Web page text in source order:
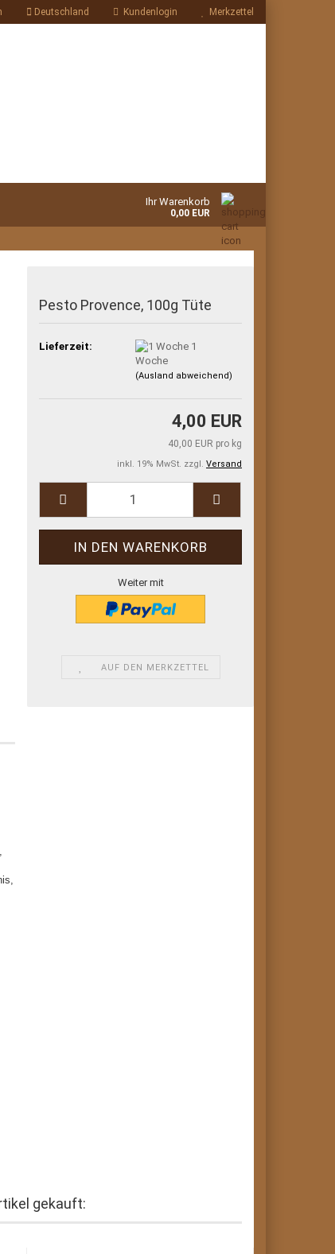
Deutschland Kundenlogin Merkzettel
Ihr Warenkorb
0,00 EUR
Pesto Provence, 100g Tüte
Lieferzeit:
1
Woche
(Ausland abweichend)
4,00 EUR
40,00 EUR pro kg
inkl. 19% MwSt. zzgl. Versand
Weiter mit
AUF DEN MERKZETTEL
gekauft: